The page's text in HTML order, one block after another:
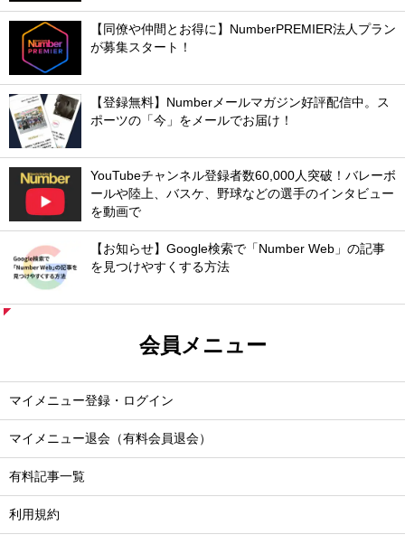
【同僚や仲間とお得に】NumberPREMIER法人プラン
が募集スタート！
【登録無料】Numberメールマガジン好評配信中。ス
ポーツの「今」をメールでお届け！
YouTubeチャンネル登録者数60,000人突破！バレーボ
ールや陸上、バスケ、野球などの選手のインタビュー
を動画で
【お知らせ】Google検索で「Number Web」の記事
を見つけやすくする方法
会員メニュー
マイメニュー登録・ログイン
マイメニュー退会（有料会員退会）
有料記事一覧
利用規約